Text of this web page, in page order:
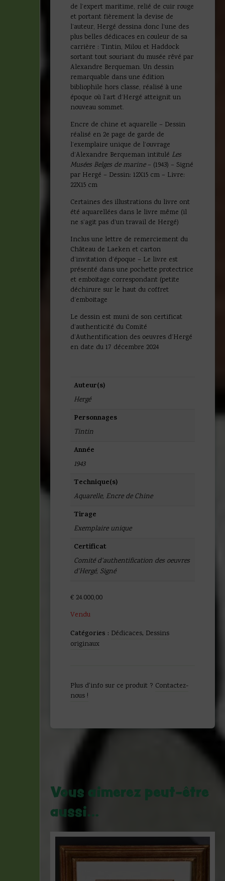
de l’expert maritime, relié de cuir rouge
et portant fièrement la devise de
l’auteur, Hergé dessina donc l’une des
plus belles dédicaces en couleur de sa
carrière : Tintin, Milou et Haddock
sortant tout souriant du musée rêvé par
Alexandre Berqueman. Un dessin
remarquable dans une édition
bibliophile hors classe, réalisé à une
époque où l’art d’Hergé atteignit un
nouveau sommet.
Encre de chine et aquarelle – Dessin
réalisé en 2e page de garde de
l’exemplaire unique de l’ouvrage
d’Alexandre Berqueman intitulé Les
Musées Belges de marine– (1943) – Signé
par Hergé – Dessin: 12X15 cm – Livre:
22X15 cm
Certaines des illustrations du livre ont
été aquarellées dans le livre même (il
ne s’agit pas d’un travail de Hergé)
Inclus une lettre de remerciement du
Château de Laeken et carton
d’invitation d’époque – Le livre est
présenté dans une pochette protectrice
et emboitage correspondant (petite
déchirure sur le haut du coffret
d’emboitage
Le dessin est muni de son certificat
d’authenticité du Comité
d’Authentification des oeuvres d’Hergé
en date du 17 décembre 2024
Auteur(s)
Hergé
Personnages
Tintin
Année
1943
Technique(s)
Aquarelle, Encre de Chine
Tirage
Exemplaire unique
Certificat
Comité d'authentification des oeuvres
d'Hergé, Signé
€ 24.000,00
Vendu
Catégories : Dédicaces, Dessins
originaux
Plus d'info sur ce produit ? Contactez-
nous !
Vous aimerez peut-être
aussi…